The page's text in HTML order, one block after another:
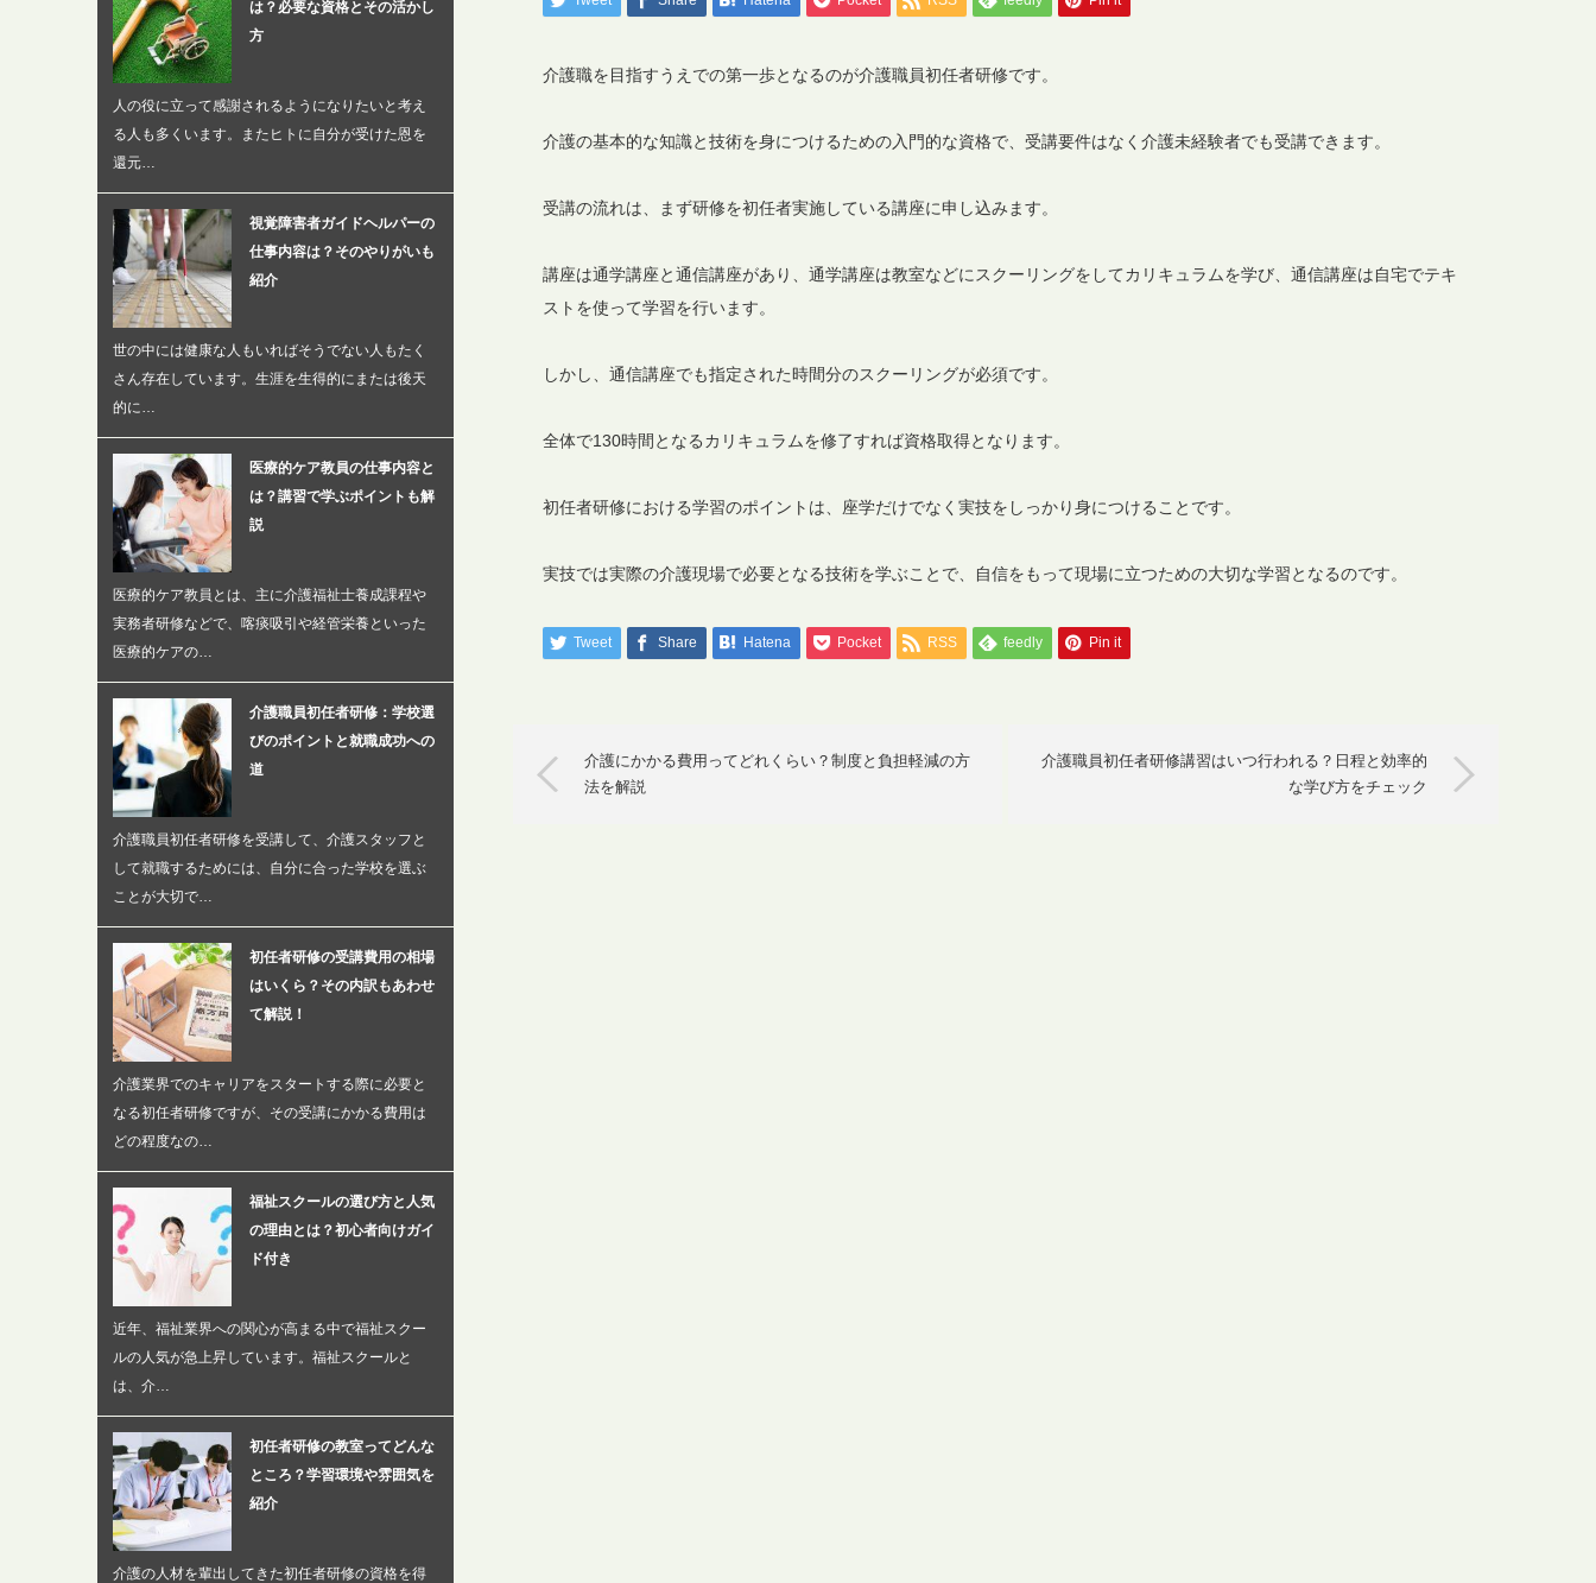
介護職を目指すうえでの第一歩となるのが介護職員初任者研修です。
介護の基本的な知識と技術を身につけるための入門的な資格で、受講要件はなく介護未経験者でも受講できます。
受講の流れは、まず研修を初任者実施している講座に申し込みます。
講座は通学講座と通信講座があり、通学講座は教室などにスクーリングをしてカリキュラムを学び、通信講座は自宅でテキ
ストを使って学習を行います。
しかし、通信講座でも指定された時間分のスクーリングが必須です。
全体で130時間となるカリキュラムを修了すれば資格取得となります。
初任者研修における学習のポイントは、座学だけでなく実技をしっかり身につけることです。
実技では実際の介護現場で必要となる技術を学ぶことで、自信をもって現場に立つための大切な学習となるのです。
Tweet Share Hatena Pocket RSS feedly Pin it
介護にかかる費用ってどれくらい？制度と負担軽減の方
法を解説
介護職員初任者研修講習はいつ行われる？日程と効率的
な学び方をチェック
は？必要な資格とその活かし
方
人の役に立って感謝されるようになりたいと考え
る人も多くいます。またヒトに自分が受けた恩を
還元…
視覚障害者ガイドヘルパーの
仕事内容は？そのやりがいも
紹介
世の中には健康な人もいればそうでない人もたく
さん存在しています。生涯を生得的にまたは後天
的に…
医療的ケア教員の仕事内容と
は？講習で学ぶポイントも解
説
医療的ケア教員とは、主に介護福祉士養成課程や
実務者研修などで、喀痰吸引や経管栄養といった
医療的ケアの…
介護職員初任者研修：学校選
びのポイントと就職成功への
道
介護職員初任者研修を受講して、介護スタッフと
して就職するためには、自分に合った学校を選ぶ
ことが大切で…
初任者研修の受講費用の相場
はいくら？その内訳もあわせ
て解説！
介護業界でのキャリアをスタートする際に必要と
なる初任者研修ですが、その受講にかかる費用は
どの程度なの…
福祉スクールの選び方と人気
の理由とは？初心者向けガイ
ド付き
近年、福祉業界への関心が高まる中で福祉スクー
ルの人気が急上昇しています。福祉スクールと
は、介…
初任者研修の教室ってどんな
ところ？学習環境や雰囲気を
紹介
介護の人材を輩出してきた初任者研修の資格を得